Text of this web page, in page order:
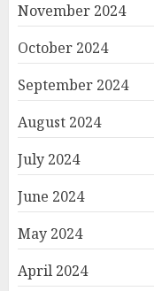
November 2024
October 2024
September 2024
August 2024
July 2024
June 2024
May 2024
April 2024